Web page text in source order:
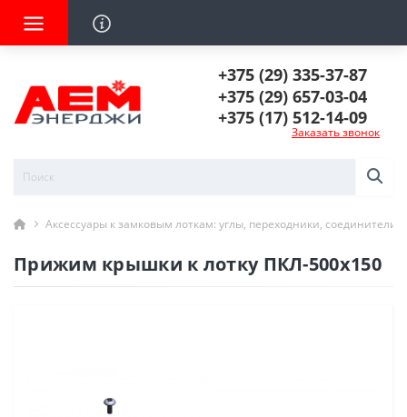
+375 (29) 335-37-87
+375 (29) 657-03-04
+375 (17) 512-14-09
Заказать звонок
Аксессуары к замковым лоткам: углы, переходники, соединители
Прижим крышки к лотку ПКЛ-500х150